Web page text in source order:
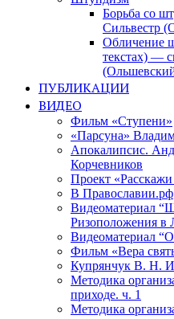
Борьба со
Сильвестр
Обличение
текстах) —
ПУБЛИКАЦИИ
ВИДЕО
Фильм «Ступени»
«Парсуна»
Апокалипсис.
Корчевников
Проект
В Православии.рф
Видеоматериал
Ризоположения в
Видеоматериал
Фильм «Вера
Купрянчук В. Н.
Методика
приходе. ч. 1
Методика